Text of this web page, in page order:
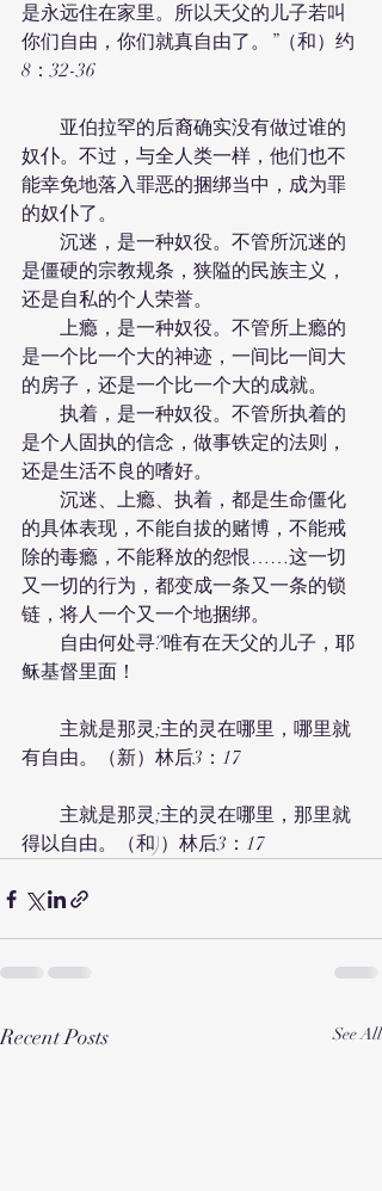
是永远住在家里。所以天父的儿子若叫
你们自由，你们就真自由了。”（和）约
8：32-36
亚伯拉罕的后裔确实没有做过谁的
奴仆。不过，与全人类一样，他们也不
能幸免地落入罪恶的捆绑当中，成为罪
的奴仆了。
沉迷，是一种奴役。不管所沉迷的
是僵硬的宗教规条，狭隘的民族主义，
还是自私的个人荣誉。
上瘾，是一种奴役。不管所上瘾的
是一个比一个大的神迹，一间比一间大
的房子，还是一个比一个大的成就。
执着，是一种奴役。不管所执着的
是个人固执的信念，做事铁定的法则，
还是生活不良的嗜好。
沉迷、上瘾、执着，都是生命僵化
的具体表现，不能自拔的赌博，不能戒
除的毒瘾，不能释放的怨恨……这一切
又一切的行为，都变成一条又一条的锁
链，将人一个又一个地捆绑。
自由何处寻?唯有在天父的儿子，耶
稣基督里面！
主就是那灵;主的灵在哪里，哪里就
有自由。（新）林后3：17
主就是那灵;主的灵在哪里，那里就
得以自由。（和)）林后3：17
Recent Posts See All